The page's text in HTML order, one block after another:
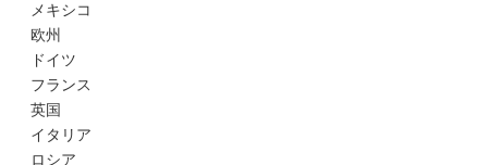
メキシコ
欧州
ドイツ
フランス
英国
イタリア
ロシア